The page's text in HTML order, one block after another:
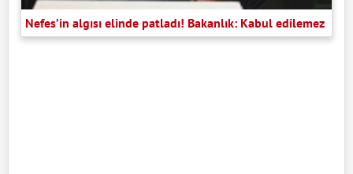
Nefes’in algısı elinde patladı! Bakanlık: Kabul edilemez